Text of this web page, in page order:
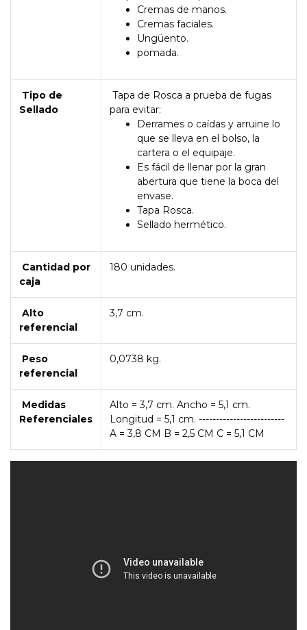
Cremas de manos.
Cremas faciales.
Ungüento.
pomada.
Tipo de
Sellado
Tapa de Rosca a prueba de fugas
para evitar:
Derrames o caídas y arruine lo
que se lleva en el bolso, la
cartera o el equipaje.
Es fácil de llenar por la gran
abertura que tiene la boca del
envase.
Tapa Rosca.
Sellado hermético.
Cantidad por
caja
180 unidades.
Alto
referencial
3,7 cm.
Peso
referencial
0,0738 kg.
Medidas
Referenciales
Alto = 3,7 cm. Ancho = 5,1 cm.
Longitud = 5,1 cm. -------------------------
A = 3,8 CM B = 2,5 CM C = 5,1 CM